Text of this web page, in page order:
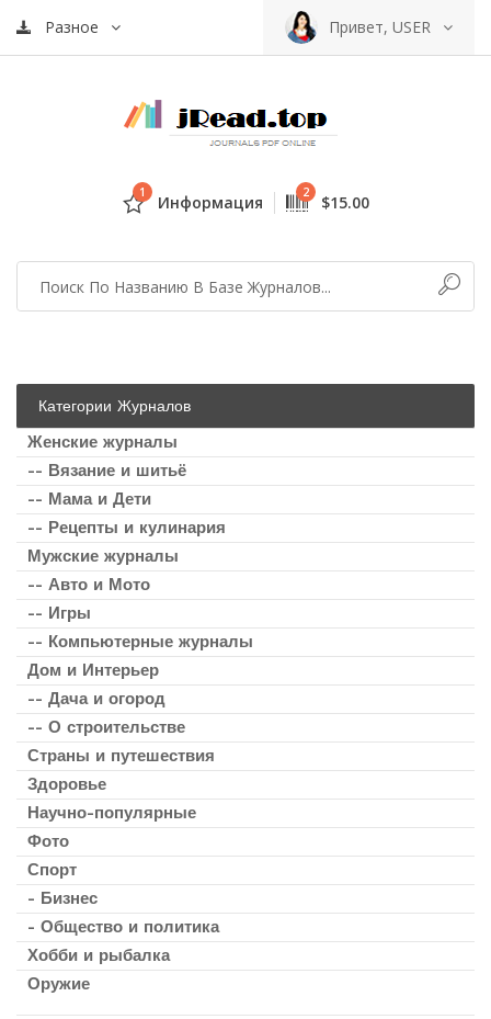
Разное Привет, USER
1 Информация 2 $15.00
Категории Журналов
Женские журналы
-- Вязание и шитьё
-- Мама и Дети
-- Рецепты и кулинария
Мужские журналы
-- Авто и Мото
-- Игры
-- Компьютерные журналы
Дом и Интерьер
-- Дача и огород
-- О строительстве
Страны и путешествия
Здоровье
Научно-популярные
Фото
Спорт
- Бизнес
- Общество и политика
Хобби и рыбалка
Оружие